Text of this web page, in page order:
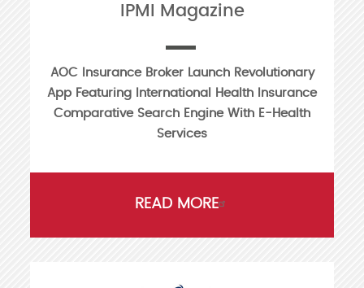
IPMI Magazine
AOC Insurance Broker Launch Revolutionary
App Featuring International Health Insurance
Comparative Search Engine With E-Health
Services
READ MORE